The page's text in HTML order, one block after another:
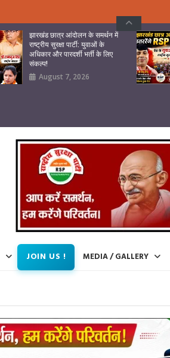
झारखंड छात्र आंदोलन के समर्थन में
राष्ट्रीय सुरक्षा पार्टी: युवाओं के
अधिकार और पारदर्शी भर्ती के लिए
संकल्प!
August 7, 2026
JOIN US ! MEDIA / GALLERY